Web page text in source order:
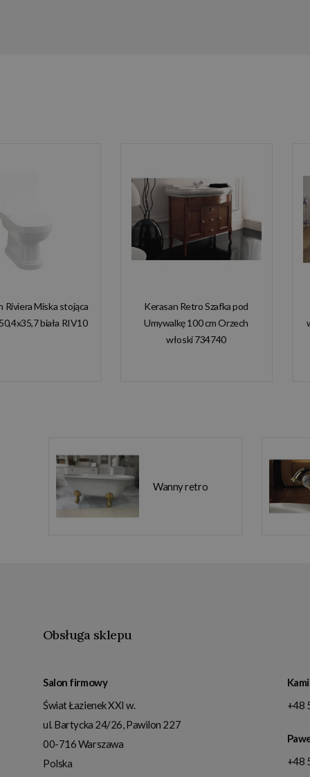
Riviera Miska stojąca
biała RIV10
Kerasan Retro Szafka pod
Umywalkę 100 cm Orzech
włoski 734740
Wanny retro
Obsługa sklepu
Salon firmowy
Świat Łazienek XXI w.
ul. Bartycka 24/26, Pawilon 227
00-716Warszawa
Polska
+48
+48